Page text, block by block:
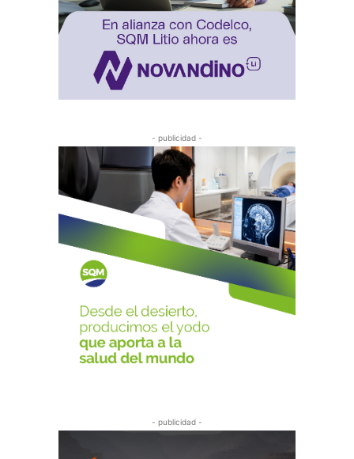
- publicidad -
- publicidad -